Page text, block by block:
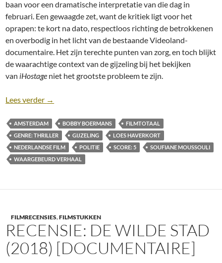
baan voor een dramatische interpretatie van die dag in
februari. Een gewaagde zet, want de kritiek ligt voor het
oprapen: te kort na dato, respectloos richting de betrokkenen
en overbodig in het licht van de bestaande Videoland-
documentaire. Het zijn terechte punten van zorg, en toch blijkt
de waarachtige context van de gijzeling bij het bekijken
van iHostage niet het grootste probleem te zijn.
Lees verder Recensie: iHostage [Bobby Boermans; Netflix,
→
AMSTERDAM BOBBY BOERMANS
FILMTOTAAL
GENRE: THRILLER
GIJZELING
LOES HAVERKORT
NEDERLANDSE FILM
POLITIE SCORE: 5
SOUFIANE MOUSSOULI
WAARGEBEURD VERHAAL
FILMRECENSIES,FILMSTUKKEN
RECENSIE: DE WILDE STAD
(2018) [DOCUMENTAIRE]